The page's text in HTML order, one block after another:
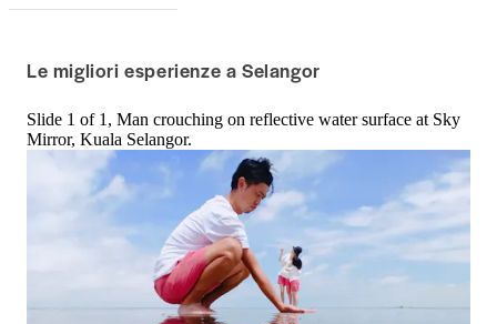
Le migliori esperienze a Selangor
Slide 1 of 1, Man crouching on reflective water surface at Sky
Mirror, Kuala Selangor.